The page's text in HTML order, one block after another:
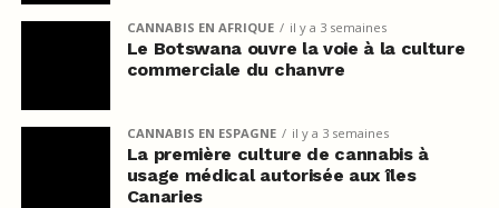
CANNABIS EN AFRIQUE il y a 3 semaines
Le Botswana ouvre la voie à la culture
commerciale du chanvre
CANNABIS EN ESPAGNE il y a 3 semaines
La première culture de cannabis à
usage médical autorisée aux îles
Canaries